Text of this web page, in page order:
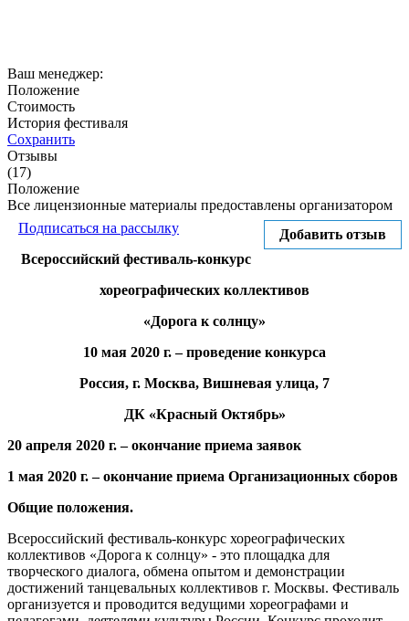
Ваш менеджер:
Положение
Стоимость
История фестиваля
Сохранить
Отзывы
(17)
Положение
Все лицензионные материалы предоставлены организатором
Добавить отзыв
Подписаться на рассылку
Всероссийский фестиваль-конкурс
хореографических коллективов
«Дорога к солнцу»
10 мая 2020 г. – проведение конкурса
Россия, г. Москва, Вишневая улица, 7
ДК «Красный Октябрь»
20 апреля 2020 г. – окончание приема заявок
1 мая 2020 г. – окончание приема Организационных сборов
Общие положения.
Всероссийский фестиваль-конкурс хореографических
коллективов «Дорога к солнцу» - это площадка для
творческого диалога, обмена опытом и демонстрации
достижений танцевальных коллективов г. Москвы. Фестиваль
организуется и проводится ведущими хореографами и